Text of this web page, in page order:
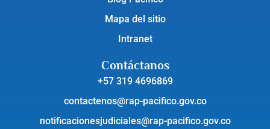
Mapa del sitio
Intranet
Contáctanos
+57 319 4696869
contactenos@rap-pacifico.gov.co
notificacionesjudiciales@rap-pacifico.gov.co